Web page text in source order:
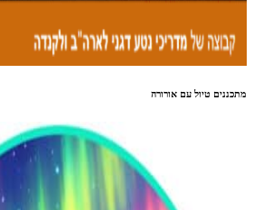
מתכננים טיול עם אורורה